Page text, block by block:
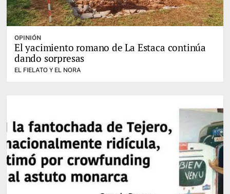
OPINIÓN
El yacimiento romano de La Estaca continúa
dando sorpresas
EL FIELATO Y EL NORA